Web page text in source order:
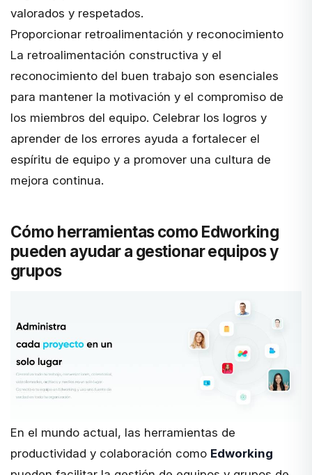
valorados y respetados.
Proporcionar retroalimentación y reconocimiento
La retroalimentación constructiva y el
reconocimiento del buen trabajo son esenciales
para mantener la motivación y el compromiso de
los miembros del equipo. Celebrar los logros y
aprender de los errores ayuda a fortalecer el
espíritu de equipo y a promover una cultura de
mejora continua.
Cómo herramientas como Edworking
pueden ayudar a gestionar equipos y
grupos
En el mundo actual, las herramientas de
productividad y colaboración como Edworking